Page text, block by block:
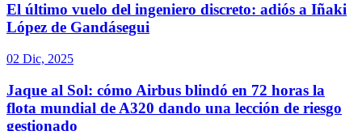
El último vuelo del ingeniero discreto: adiós a Iñaki
López de Gandásegui
02 Dic, 2025
Jaque al Sol: cómo Airbus blindó en 72 horas la
flota mundial de A320 dando una lección de riesgo
gestionado